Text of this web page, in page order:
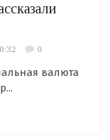
0
валюта